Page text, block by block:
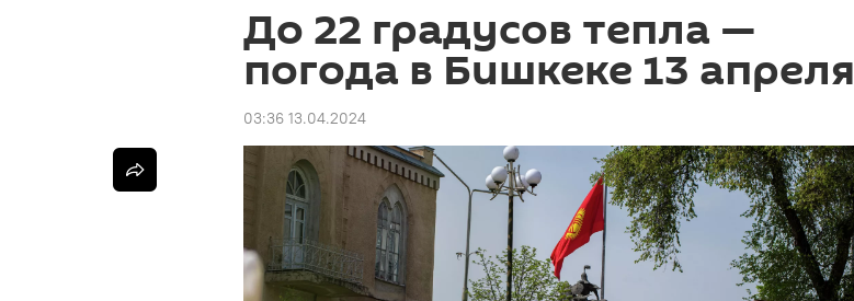
До 22 градусов тепла —
погода в Бишкеке 13 апреля
03:36 13.04.2024